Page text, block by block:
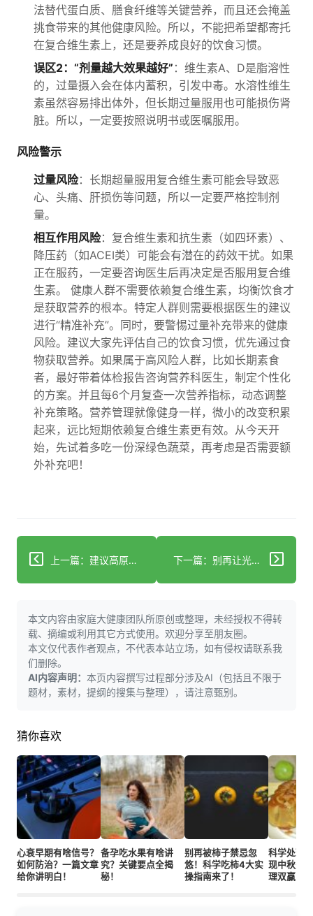
法替代蛋白质、膳食纤维等关键营养，而且还会掩盖
挑食带来的其他健康风险。所以，不能把希望都寄托
在复合维生素上，还是要养成良好的饮食习惯。
误区2：“剂量越大效果越好” ：维生素A、D是脂溶性
的，过量摄入会在体内蓄积，引发中毒。水溶性维生
素虽然容易排出体外，但长期过量服用也可能损伤肾
脏。所以，一定要按照说明书或医嘱服用。
风险警示
过量风险：长期超量服用复合维生素可能会导致恶
心、头痛、肝损伤等问题，所以一定要严格控制剂
量。
相互作用风险：复合维生素和抗生素（如四环素）、
降压药（如ACEI类）可能会有潜在的药效干扰。如果
正在服药，一定要咨询医生后再决定是否服用复合维
生素。 健康人群不需要依赖复合维生素，均衡饮食才
是获取营养的根本。特定人群则需要根据医生的建议
进行“精准补充”。同时，要警惕过量补充带来的健康
风险。建议大家先评估自己的饮食习惯，优先通过食
物获取营养。如果属于高风险人群，比如长期素食
者，最好带着体检报告咨询营养科医生，制定个性化
的方案。并且每6个月复查一次营养指标，动态调整
补充策略。营养管理就像健身一样，微小的改变积累
起来，远比短期依赖复合维生素更有效。从今天开
始，先试着多吃一份深绿色蔬菜，再考虑是否需要额
外补充吧！
上一篇：建议高原旅行者：做好三重防护，应对高反有妙招！ 下一篇：别再让光线偷走你的睡眠！赶紧打造零光害环境！
本文内容由家庭大健康团队所原创或整理，未经授权不得转
载、摘编或利用其它方式使用。欢迎分享至朋友圈。
本文仅代表作者观点，不代表本站立场，如有侵权请联系我
们删除。
AI内容声明： 本页内容撰写过程部分涉及AI（包括且不限于
题材，素材，提纲的搜集与整理），请注意甄别。
猜你喜欢
心衰早期有啥信号？
如何防治？一篇文章
给你讲明白！
备孕吃水果有啥讲
究？关键要点全揭
秘！
别再被柿子禁忌忽
悠！科学吃柿4大实
操指南来了！
科学处理
现中秋美
理双赢！